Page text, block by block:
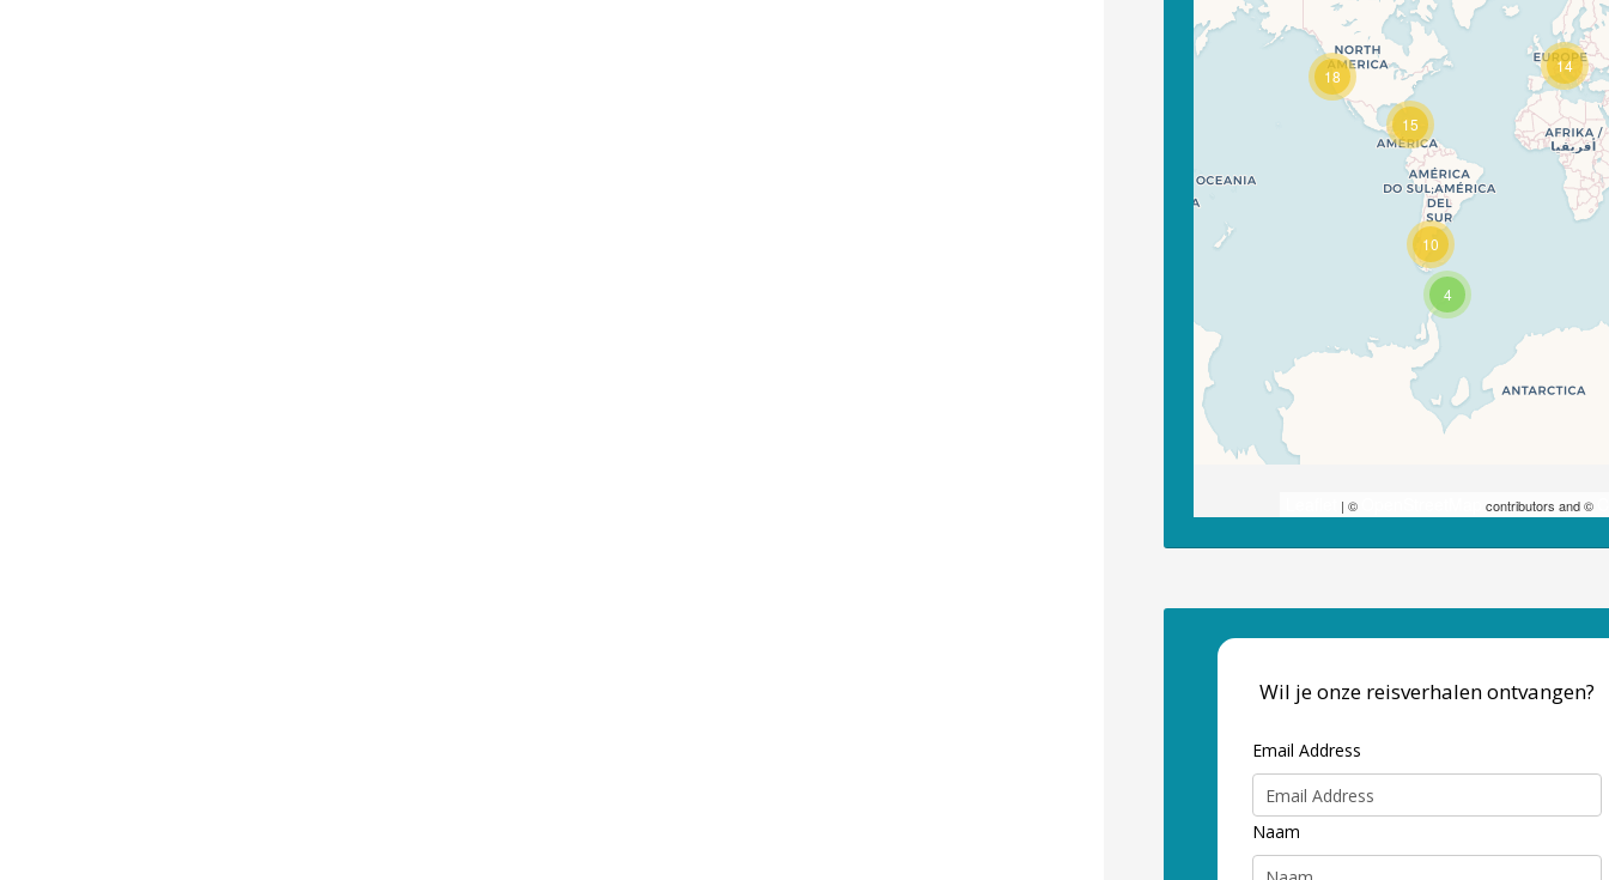
Travelers' Map is loading...
If you see this after your page is
loaded completely, leafletJS files
are missing.
4
10
15
18
14
| © contributors and ©
Wil je onze reisverhalen ontvangen?
Email Address
Naam